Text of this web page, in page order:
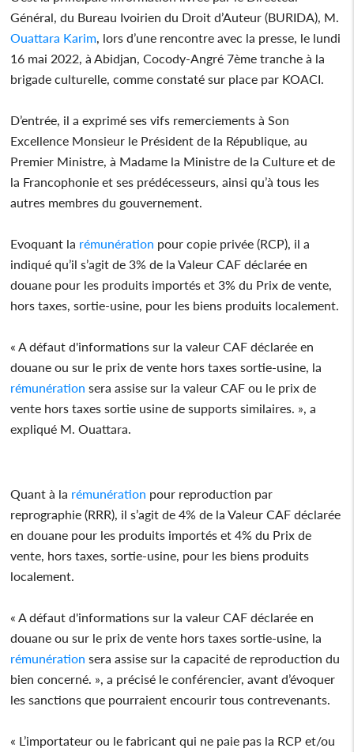
Général, du Bureau Ivoirien du Droit d’Auteur (BURIDA), M.
Ouattara Karim , lors d’une rencontre avec la presse, le lundi
16 mai 2022, à Abidjan, Cocody-Angré 7ème tranche à la
brigade culturelle, comme constaté sur place par KOACI.
D’entrée, il a exprimé ses vifs remerciements à Son
Excellence Monsieur le Président de la République, au
Premier Ministre, à Madame la Ministre de la Culture et de
la Francophonie et ses prédécesseurs, ainsi qu’à tous les
autres membres du gouvernement.
Evoquant la rémunération pour copie privée (RCP), il a
indiqué qu’il s’agit de 3% de la Valeur CAF déclarée en
douane pour les produits importés et 3% du Prix de vente,
hors taxes, sortie-usine, pour les biens produits localement.
« A défaut d'informations sur la valeur CAF déclarée en
douane ou sur le prix de vente hors taxes sortie-usine, la
rémunération sera assise sur la valeur CAF ou le prix de
vente hors taxes sortie usine de supports similaires. », a
expliqué M. Ouattara.
Quant à la rémunération pour reproduction par
reprographie (RRR), il s’agit de 4% de la Valeur CAF déclarée
en douane pour les produits importés et 4% du Prix de
vente, hors taxes, sortie-usine, pour les biens produits
localement.
« A défaut d'informations sur la valeur CAF déclarée en
douane ou sur le prix de vente hors taxes sortie-usine, la
rémunération sera assise sur la capacité de reproduction du
bien concerné. », a précisé le conférencier, avant d’évoquer
les sanctions que pourraient encourir tous contrevenants.
« L’importateur ou le fabricant qui ne paie pas la RCP et/ou